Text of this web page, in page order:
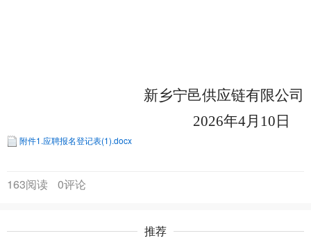
新乡宁邑供应链有限公司
2026年4月10日
附件1.应聘报名登记表(1).docx
163阅读 0评论
推荐